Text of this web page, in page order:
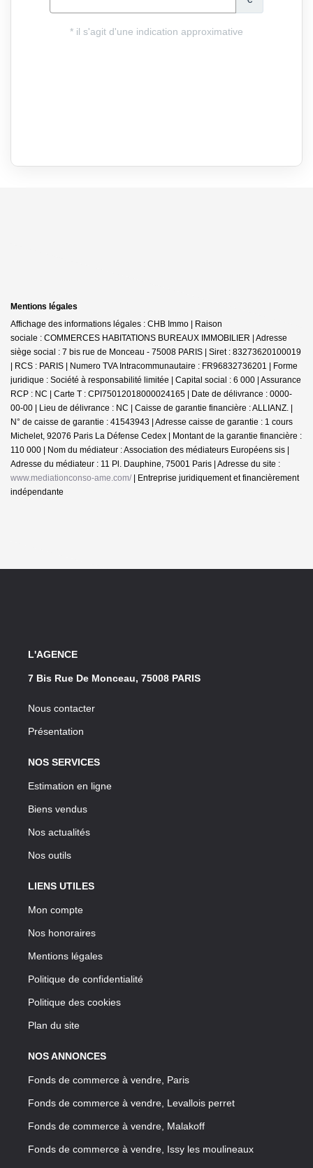
Mentions légales
Affichage des informations légales : CHB Immo | Raison
sociale : COMMERCES HABITATIONS BUREAUX IMMOBILIER | Adresse
siège social : 7 bis rue de Monceau - 75008 PARIS | Siret : 83273620100019
| RCS : PARIS | Numero TVA Intracommunautaire : FR96832736201 | Forme
juridique : Société à responsabilité limitée | Capital social : 6 000 | Assurance
RCP : NC | Carte T : CPI75012018000024165 | Date de délivrance : 0000-
00-00 | Lieu de délivrance : NC | Caisse de garantie financière : ALLIANZ. |
N° de caisse de garantie : 41543943 | Adresse caisse de garantie : 1 cours
Michelet, 92076 Paris La Défense Cedex | Montant de la garantie financière :
110 000 | Nom du médiateur : Association des médiateurs Européens sis |
Adresse du médiateur : 11 Pl. Dauphine, 75001 Paris | Adresse du site :
www.mediationconso-ame.com/ | Entreprise juridiquement et financièrement
indépendante
L'AGENCE
7 Bis Rue De Monceau, 75008 PARIS
Nous contacter
Présentation
NOS SERVICES
Estimation en ligne
Biens vendus
Nos actualités
Nos outils
LIENS UTILES
Mon compte
Nos honoraires
Mentions légales
Politique de confidentialité
Politique des cookies
Plan du site
NOS ANNONCES
Fonds de commerce à vendre, Paris
Fonds de commerce à vendre, Levallois perret
Fonds de commerce à vendre, Malakoff
Fonds de commerce à vendre, Issy les moulineaux